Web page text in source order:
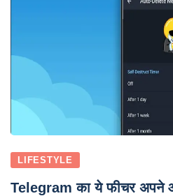
LIFESTYLE
Telegram का ये फीचर अपने